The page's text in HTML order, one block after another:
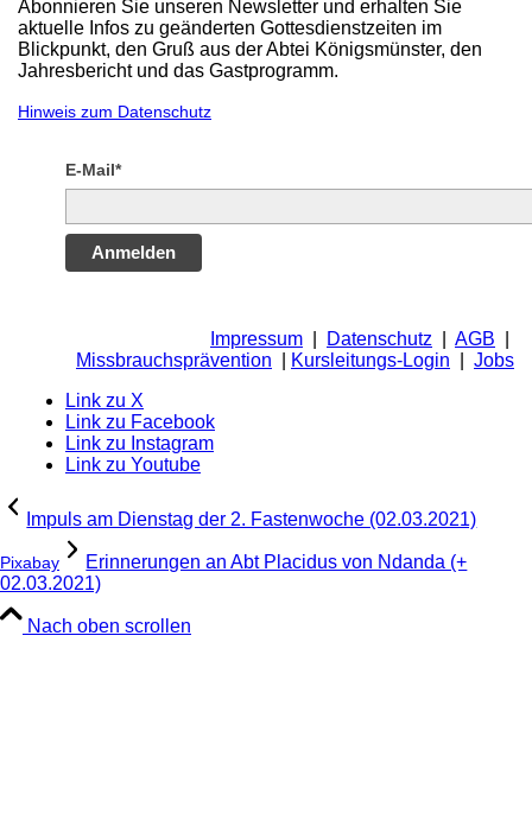
Abonnieren Sie unseren Newsletter und erhalten Sie
aktuelle Infos zu geänderten Gottesdienstzeiten im
Blickpunkt, den Gruß aus der Abtei Königsmünster, den
Jahresbericht und das Gastprogramm.
Hinweis zum Datenschutz
E-Mail*
Anmelden
Impressum Datenschutz AGB
Missbrauchsprävention
Kursleitungs-Login
Jobs
Link zu X
Link zu Facebook
Link zu Instagram
Link zu Youtube
Impuls am Dienstag der 2. Fastenwoche (02.03.2021)
Pixabay
Erinnerungen an Abt Placidus von Ndanda (+
02.03.2021)
Nach oben scrollen